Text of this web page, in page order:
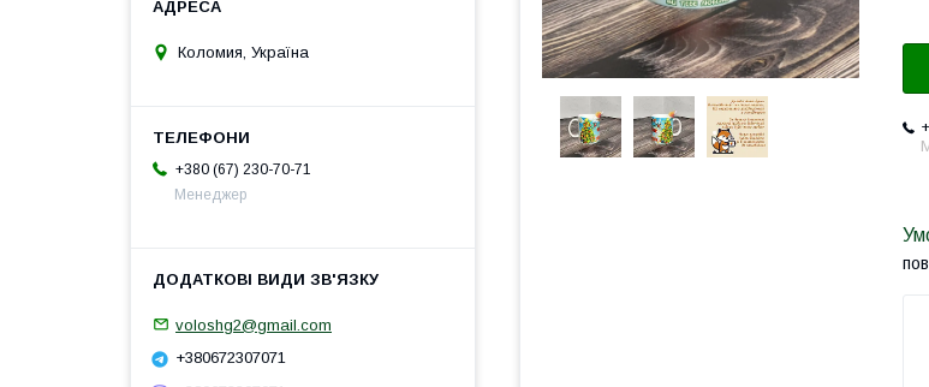
Коломия, Україна
+380 (67) 230-70-71
Менеджер
voloshg2@gmail.com
+380672307071